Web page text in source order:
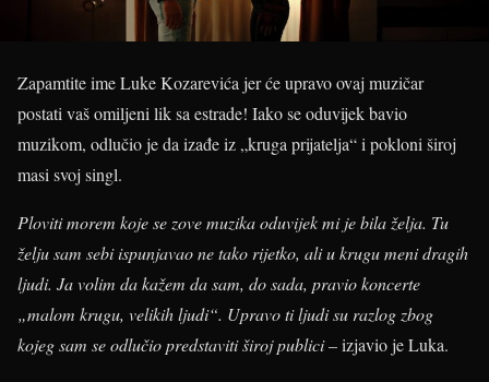
Zapamtite ime Luke Kozarevića jer će upravo ovaj muzičar
postati vaš omiljeni lik sa estrade! Iako se oduvijek bavio
muzikom, odlučio je da izađe iz „kruga prijatelja“ i pokloni široj
masi svoj singl.
Ploviti morem koje se zove muzika oduvijek mi je bila želja. Tu
želju sam sebi ispunjavao ne tako rijetko, ali u krugu meni dragih
ljudi. Ja volim da kažem da sam, do sada, pravio koncerte
„malom krugu, velikih ljudi“. Upravo ti ljudi su razlog zbog
kojeg sam se odlučio predstaviti široj publici– izjavio je Luka.